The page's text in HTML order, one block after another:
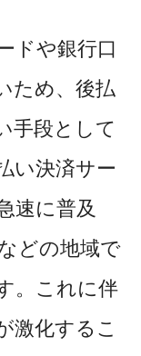
ドや銀行口
ため、後払
手段として
い決済サー
速に普及
どの地域で
。これに伴
激化するこ